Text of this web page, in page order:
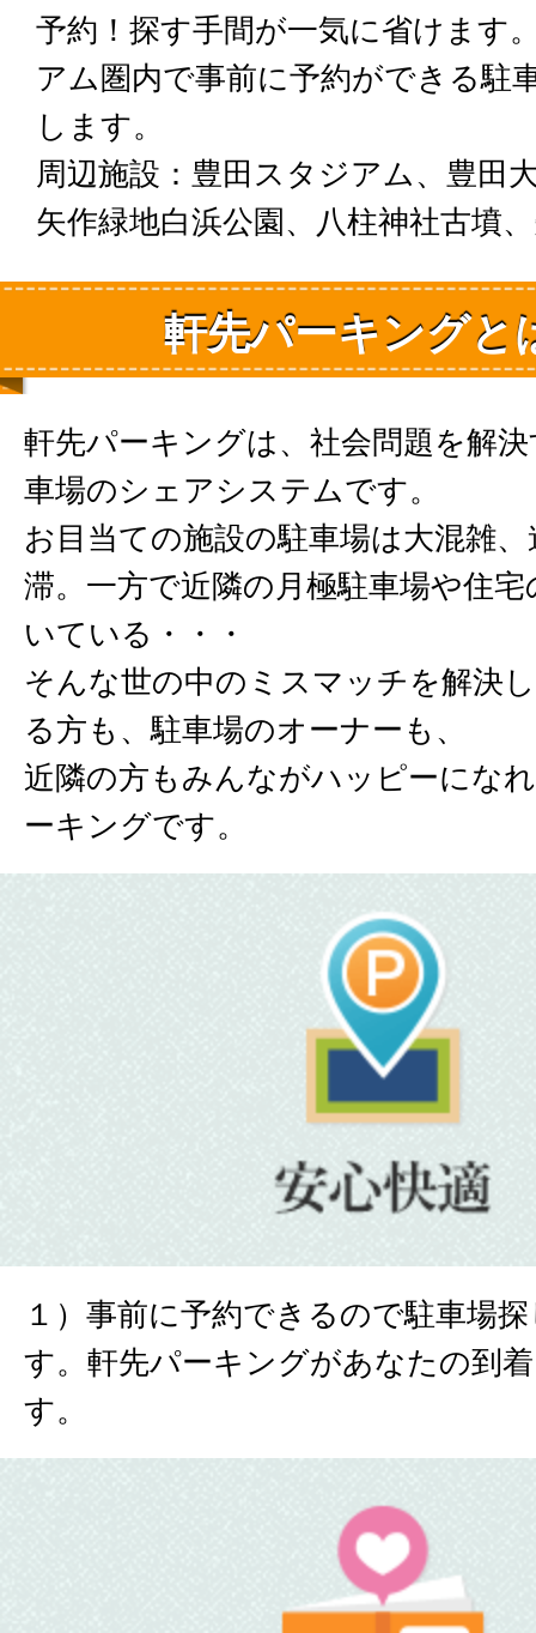
予約！探す手間が一気に省けます
アム圏内で事前に予約ができる駐
します。
周辺施設：豊田スタジアム、豊田
矢作緑地白浜公園、八柱神社古墳
軒先パーキングと
軒先パーキングは、社会問題を解
車場のシェアシステムです。
お目当ての施設の駐車場は大混雑
滞。一方で近隣の月極駐車場や住
いている・・・
そんな世の中のミスマッチを解決
る方も、駐車場のオーナーも、
近隣の方もみんながハッピーにな
ーキングです。
１）事前に予約できるので駐車場
す。軒先パーキングがあなたの到
す。